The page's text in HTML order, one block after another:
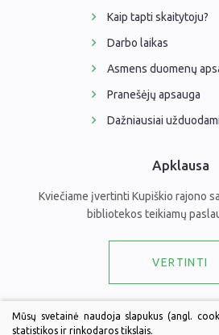
Kaip tapti skaitytoju?
Darbo laikas
Asmens duomenų
Pranešėjų apsauga
Dažniausiai
Apklausa
Kviečiame įvertinti Kupiškio rajono
bibliotekos teikiamų
VERTINTI
Mūsų svetainė naudoja slapukus (angl.
statistikos ir rinkodaros tikslais.